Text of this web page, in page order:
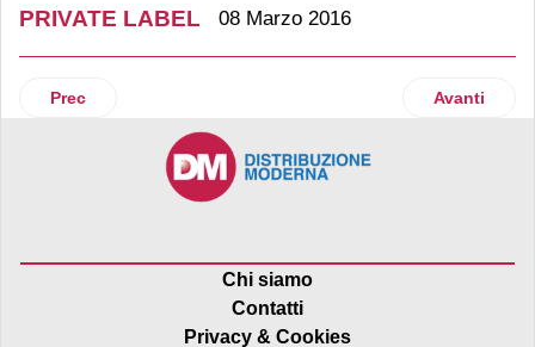
PRIVATE LABEL 08 Marzo 2016
Articolo precedente: Selex: galoppa la pl di vini
Prec Articolo
Avanti
Chi siamo
Contatti
Privacy & Cookies